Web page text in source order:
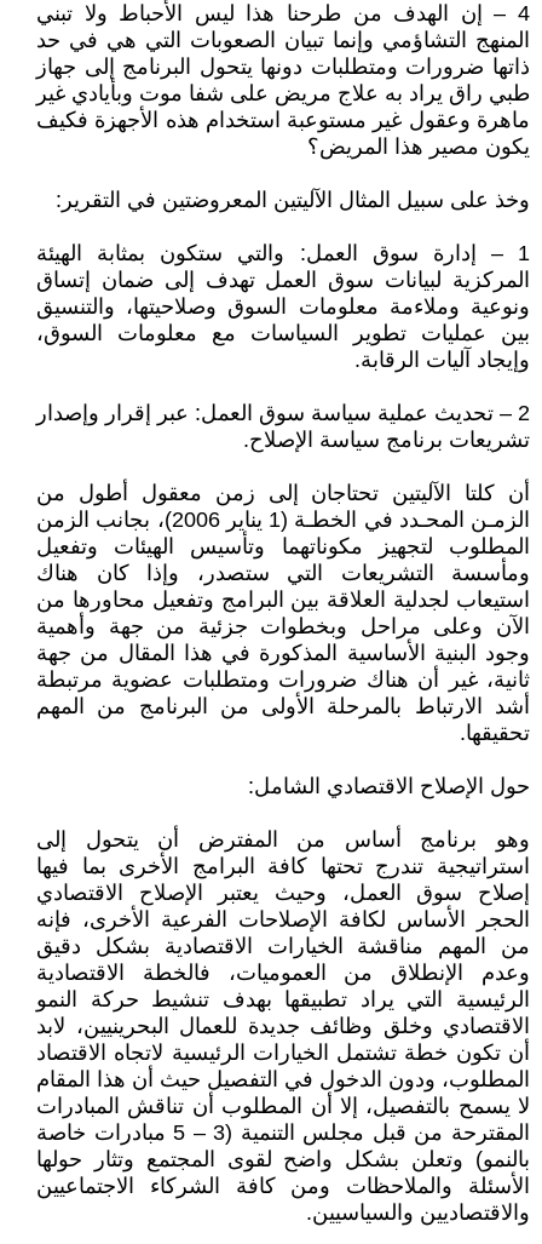
4 – إن الهدف من طرحنا هذا ليس الأحباط ولا تبني
المنهج التشاؤمي وإنما تبيان الصعوبات التي هي في حد
ذاتها ضرورات ومتطلبات دونها يتحول البرنامج إلى جهاز
طبي راق يراد به علاج مريض على شفا موت وبأيادي غير
ماهرة وعقول غير مستوعبة استخدام هذه الأجهزة فكيف
يكون مصير هذا المريض؟
وخذ على سبيل المثال الآليتين المعروضتين في التقرير:
1 – إدارة سوق العمل: والتي ستكون بمثابة الهيئة
المركزية لبيانات سوق العمل تهدف إلى ضمان إتساق
ونوعية وملاءمة معلومات السوق وصلاحيتها، والتنسيق
بين عمليات تطوير السياسات مع معلومات السوق،
وإيجاد آليات الرقابة.
2 – تحديث عملية سياسة سوق العمل: عبر إقرار وإصدار
تشريعات برنامج سياسة الإصلاح.
أن كلتا الآليتين تحتاجان إلى زمن معقول أطول من
الزمـن المحـدد في الخطـة (1 يناير 2006)، بجانب الزمن
المطلوب لتجهيز مكوناتهما وتأسيس الهيئات وتفعيل
ومأسسة التشريعات التي ستصدر، وإذا كان هناك
استيعاب لجدلية العلاقة بين البرامج وتفعيل محاورها من
الآن وعلى مراحل وبخطوات جزئية من جهة وأهمية
وجود البنية الأساسية المذكورة في هذا المقال من جهة
ثانية، غير أن هناك ضرورات ومتطلبات عضوية مرتبطة
أشد الارتباط بالمرحلة الأولى من البرنامج من المهم
تحقيقها.
حول الإصلاح الاقتصادي الشامل:
وهو برنامج أساس من المفترض أن يتحول إلى
استراتيجية تندرج تحتها كافة البرامج الأخرى بما فيها
إصلاح سوق العمل، وحيث يعتبر الإصلاح الاقتصادي
الحجر الأساس لكافة الإصلاحات الفرعية الأخرى، فإنه
من المهم مناقشة الخيارات الاقتصادية بشكل دقيق
وعدم الإنطلاق من العموميات، فالخطة الاقتصادية
الرئيسية التي يراد تطبيقها بهدف تنشيط حركة النمو
الاقتصادي وخلق وظائف جديدة للعمال البحرينيين، لابد
أن تكون خطة تشتمل الخيارات الرئيسية لاتجاه الاقتصاد
المطلوب، ودون الدخول في التفصيل حيث أن هذا المقام
لا يسمح بالتفصيل، إلا أن المطلوب أن تناقش المبادرات
المقترحة من قبل مجلس التنمية (3 – 5 مبادرات خاصة
بالنمو) وتعلن بشكل واضح لقوى المجتمع وتثار حولها
الأسئلة والملاحظات ومن كافة الشركاء الاجتماعيين
والاقتصاديين والسياسيين.